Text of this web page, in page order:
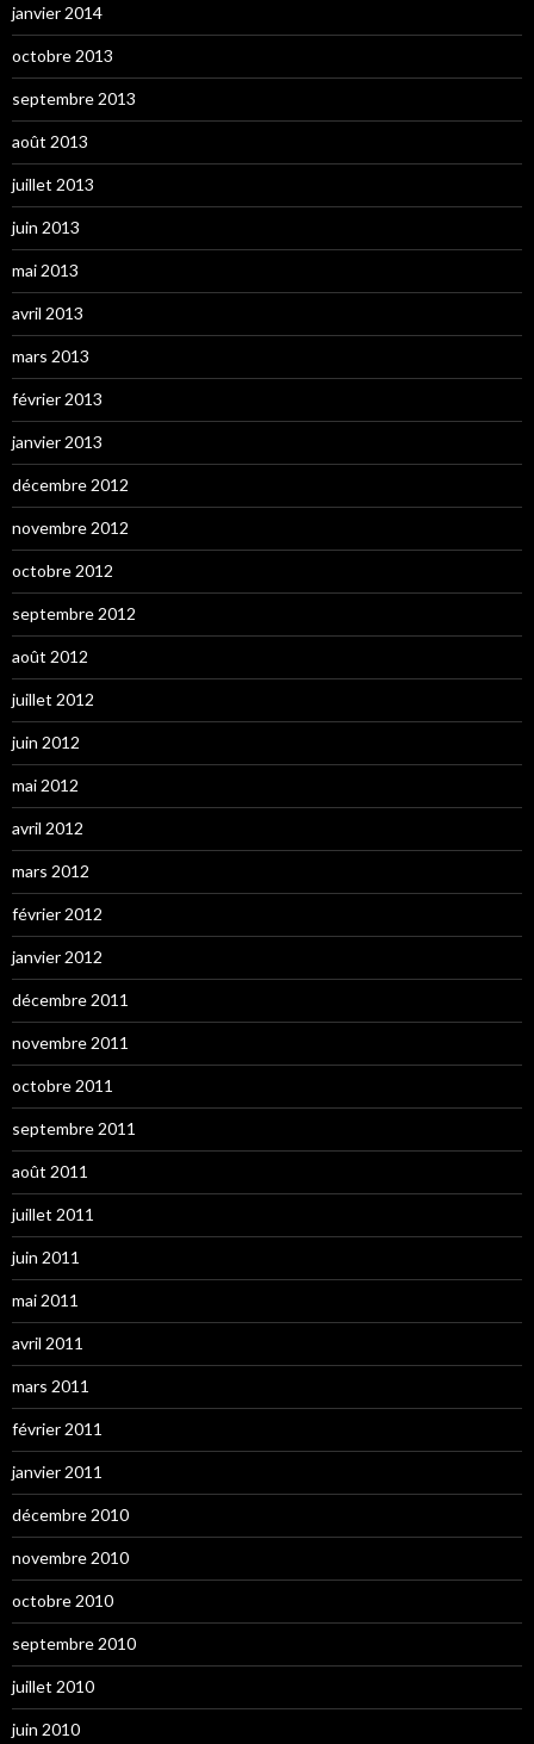
janvier 2014
octobre 2013
septembre 2013
août 2013
juillet 2013
juin 2013
mai 2013
avril 2013
mars 2013
février 2013
janvier 2013
décembre 2012
novembre 2012
octobre 2012
septembre 2012
août 2012
juillet 2012
juin 2012
mai 2012
avril 2012
mars 2012
février 2012
janvier 2012
décembre 2011
novembre 2011
octobre 2011
septembre 2011
août 2011
juillet 2011
juin 2011
mai 2011
avril 2011
mars 2011
février 2011
janvier 2011
décembre 2010
novembre 2010
octobre 2010
septembre 2010
juillet 2010
juin 2010